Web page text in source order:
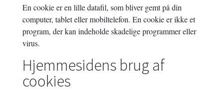
En cookie er en lille datafil, som bliver gemt på din
computer, tablet eller mobiltelefon. En cookie er ikke et
program, der kan indeholde skadelige programmer eller
virus.
Hjemmesidens brug af
cookies